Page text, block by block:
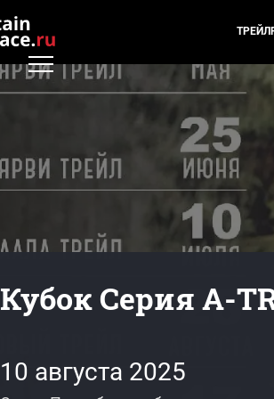
Кубок Серия A-
10 августа 2025